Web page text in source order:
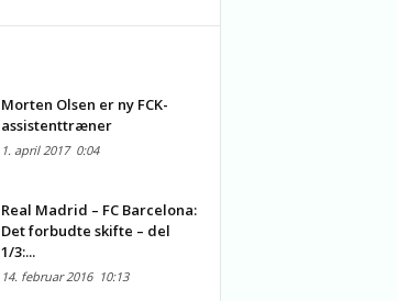
Morten Olsen er ny FCK-
assistenttræner
1. april 20170:04
Real Madrid – FC Barcelona:
Det forbudte skifte – del
1/3:...
14. februar 201610:13